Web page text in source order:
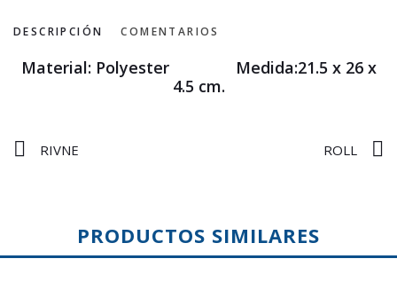
DESCRIPCIÓN COMENTARIOS
Material: Polyester Medida:21.5 x 26 x
4.5 cm.
RIVNE ROLL
PRODUCTOS SIMILARES